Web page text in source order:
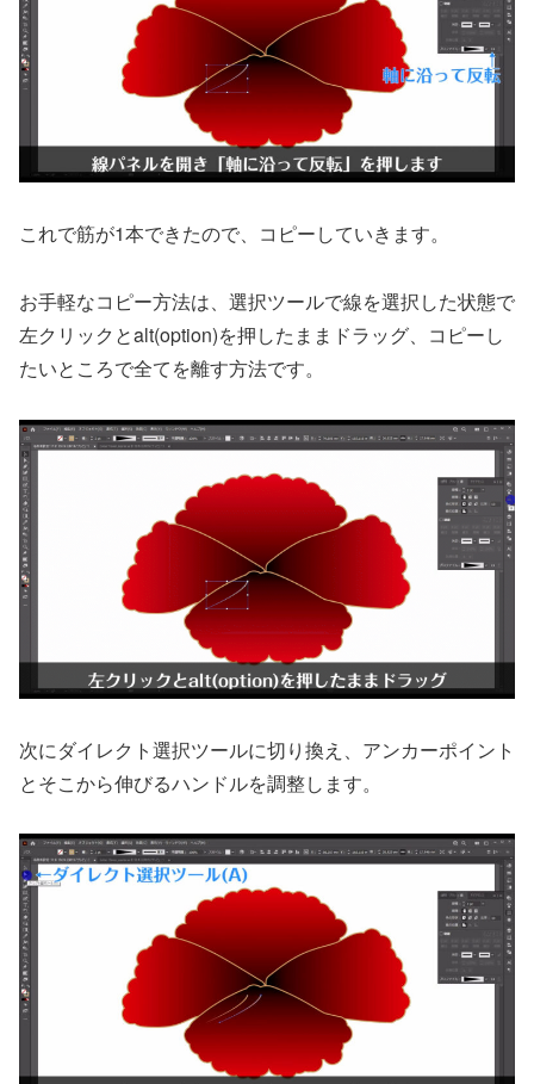
これで筋が1本できたので、コピーしていきます。
お手軽なコピー方法は、選択ツールで線を選択した状態で
左クリックとalt(option)を押したままドラッグ、コピーし
たいところで全てを離す方法です。
次にダイレクト選択ツールに切り換え、アンカーポイント
とそこから伸びるハンドルを調整します。